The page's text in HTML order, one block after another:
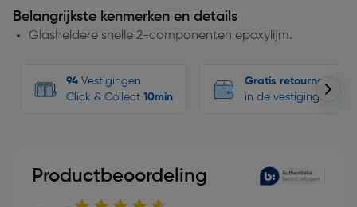
Belangrijkste kenmerken en details
Glasheldere snelle 2-componenten epoxylijm.
94 Vestigingen
Click & Collect 10min
Gratis retourneren
in de vestigingen
Productbeoordeling